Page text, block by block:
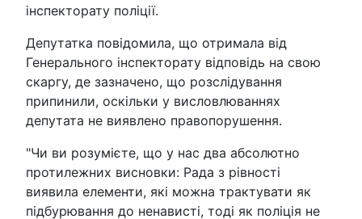
інспекторату поліції.
Депутатка повідомила, що отримала від
Генерального інспекторату відповідь на свою
скаргу, де зазначено, що розслідування
припинили, оскільки у висловлюваннях
депутата не виявлено правопорушення.
"Чи ви розумієте, що у нас два абсолютно
протилежних висновки: Рада з рівності
виявила елементи, які можна трактувати як
підбурювання до ненависті, тоді як поліція не